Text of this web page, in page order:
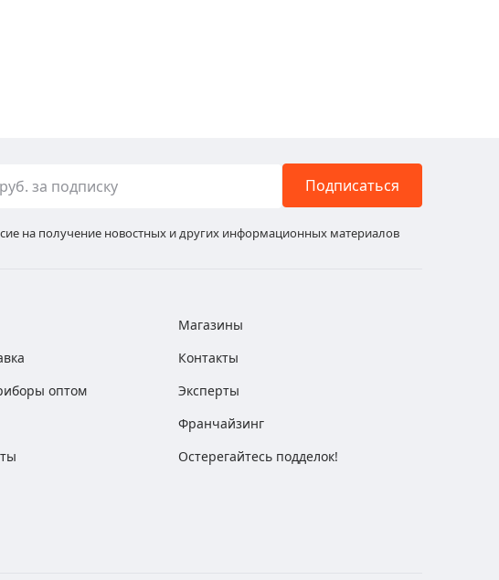
Подписаться
на получение новостных и других информационных материалов
оптом
Магазины
Контакты
Эксперты
Франчайзинг
Остерегайтесь подделок!